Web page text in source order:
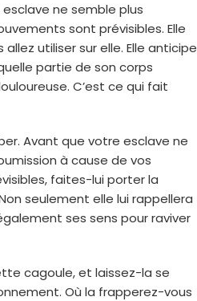
ne semble plus
sont prévisibles. Elle
utiliser sur elle. Elle anticipe
partie de son corps
C’est ce qui fait
Avant que votre esclave ne
à cause de vos
faites-lui porter la
seulement elle lui rappellera
ses sens pour raviver
cagoule, et laissez-la se
Où la frapperez-vous